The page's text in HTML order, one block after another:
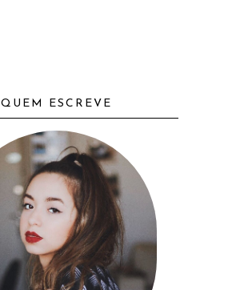
QUEM ESCREVE